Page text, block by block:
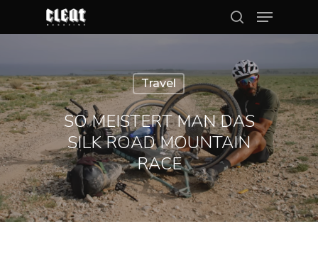
Hit enter to search or ESC to close
Travel
SO MEISTERT MAN DAS
SILK ROAD MOUNTAIN
RACE